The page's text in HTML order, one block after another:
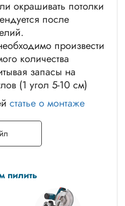
окрашивать потолки
после
произвести
количества
запасы на
(1 угол 5-10 см)
статье о монтаже
пилить